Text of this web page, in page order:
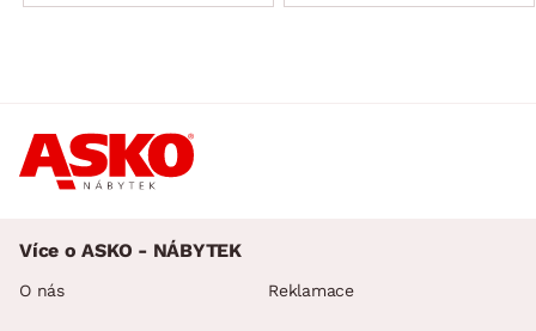
Více o ASKO - NÁBYTEK
O nás Reklamace